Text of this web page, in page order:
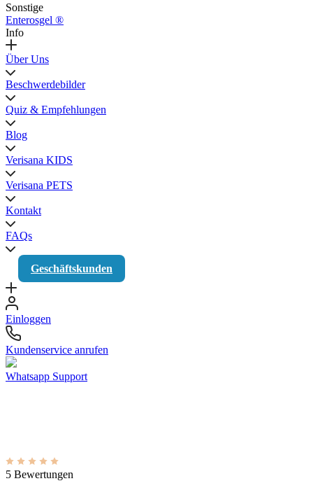
Sonstige
Enterosgel ®
Info
Über Uns
Beschwerdebilder
Quiz & Empfehlungen
Blog
Verisana KIDS
Verisana PETS
Kontakt
FAQs
Geschäftskunden
Einloggen
Kundenservice anrufen
Whatsapp Support
5 Bewertungen